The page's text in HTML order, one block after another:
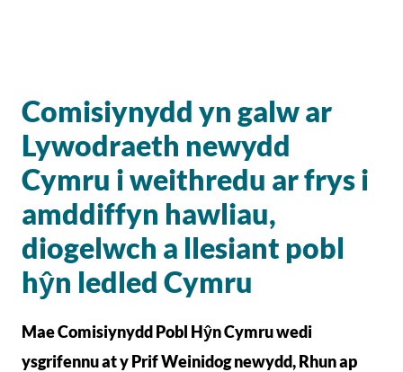
Comisiynydd yn galw ar
Lywodraeth newydd
Cymru i weithredu ar frys i
amddiffyn hawliau,
diogelwch a llesiant pobl
hŷn ledled Cymru
Mae Comisiynydd Pobl Hŷn Cymru wedi
ysgrifennu at y Prif Weinidog newydd, Rhun ap